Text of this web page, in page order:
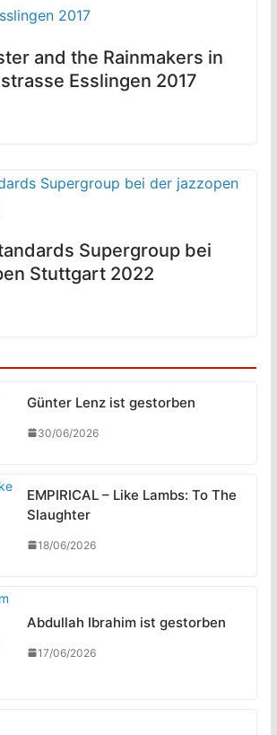
and the Rainmakers in
Esslingen 2017
Supergroup bei
Stuttgart 2022
Günter Lenz ist gestorben
30/06/2026
EMPIRICAL – Like Lambs: To The
Slaughter
18/06/2026
Abdullah Ibrahim ist gestorben
17/06/2026